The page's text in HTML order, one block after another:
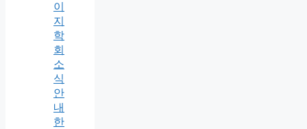
이
지
학
회
소
식
안
내
한